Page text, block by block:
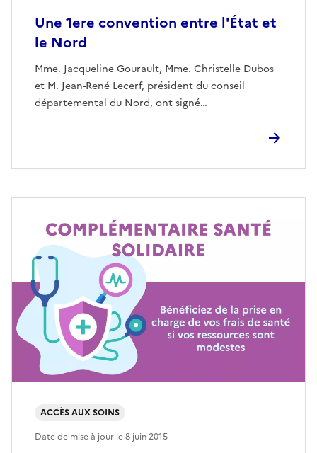
Une 1ere convention entre l'État et
le Nord
Mme. Jacqueline Gourault, Mme. Christelle Dubos
et M. Jean-René Lecerf, président du conseil
départemental du Nord, ont signé…
ACCÈS AUX SOINS
Date de mise à jour le8 juin 2015